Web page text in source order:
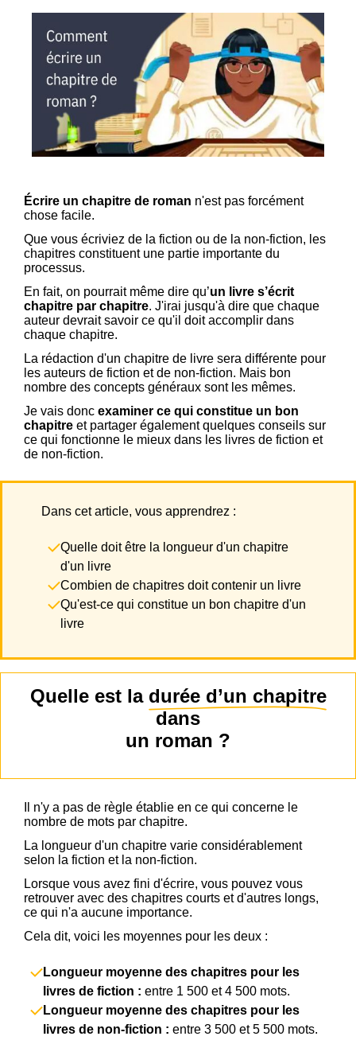
Écrire un chapitre de roman n'est pas forcément
chose facile.
Que vous écriviez de la fiction ou de la non-fiction, les
chapitres constituent une partie importante du
processus.
En fait, on pourrait même dire qu’un livre s’écrit
chapitre par chapitre. J'irai jusqu'à dire que chaque
auteur devrait savoir ce qu'il doit accomplir dans
chaque chapitre.
La rédaction d'un chapitre de livre sera différente pour
les auteurs de fiction et de non-fiction. Mais bon
nombre des concepts généraux sont les mêmes.
Je vais donc examiner ce qui constitue un bon
chapitre et partager également quelques conseils sur
ce qui fonctionne le mieux dans les livres de fiction et
de non-fiction.
Dans cet article, vous apprendrez :
Quelle doit être la longueur d'un chapitre
d'un livre
Combien de chapitres doit contenir un livre
Qu'est-ce qui constitue un bon chapitre d'un
livre
Quelle est la durée d’un chapitre
dans
un roman ?
Il n'y a pas de règle établie en ce qui concerne le
nombre de mots par chapitre.
La longueur d'un chapitre varie considérablement
selon la fiction et la non-fiction.
Lorsque vous avez fini d'écrire, vous pouvez vous
retrouver avec des chapitres courts et d'autres longs,
ce qui n'a aucune importance.
Cela dit, voici les moyennes pour les deux :
Longueur moyenne des chapitres pour les
livres de fiction : entre 1 500 et 4 500 mots.
Longueur moyenne des chapitres pour les
livres de non-fiction : entre 3 500 et 5 500 mots.